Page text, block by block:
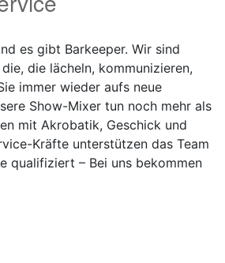
es gibt Barkeeper. Wir sind
die lächeln, kommunizieren,
immer wieder aufs neue
Show-Mixer tun noch mehr als
mit Akrobatik, Geschick und
Kräfte unterstützen das Team
qualifiziert – Bei uns bekommen